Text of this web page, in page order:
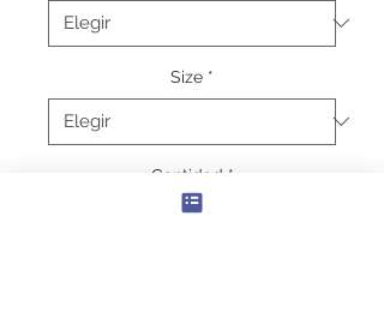
Size *
Cantidad *